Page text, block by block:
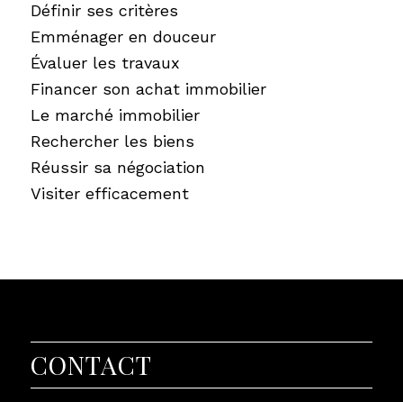
Définir ses critères
Emménager en douceur
Évaluer les travaux
Financer son achat immobilier
Le marché immobilier
Rechercher les biens
Réussir sa négociation
Visiter efficacement
CONTACT